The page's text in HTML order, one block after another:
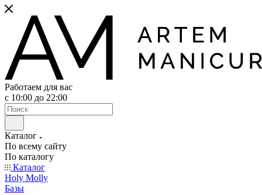
Работаем для вас
с 10:00 до 22:00
Каталог
По всему сайту
По каталогу
Каталог
Holy Molly
Базы